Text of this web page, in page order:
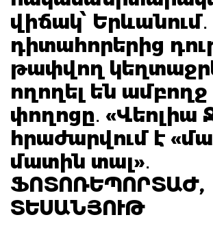
վիճակ՝ Երևանում․
դիտահորերից
թափվող
ողողել են ամբողջ
փողոցը․ «Վեոլիա
հրաժարվում է
մատին տալ»․
ՖՈՏՈՌԵՊՈՐՏԱԺ,
ՏԵՍԱՆՅՈՒԹ